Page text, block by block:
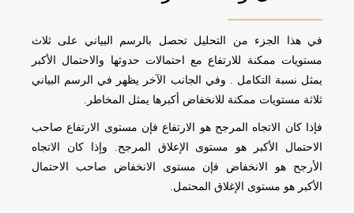
في هذا الجزء من التحليل تحصل بالرسم البياني على ثلاث
مستويات ممكنة للارتفاع مع احتمالات حدوثها والاحتمال الأكبر
يمثل نسبة التكامل . وفي الجانب الآخر يظهر في الرسم البياني
ثلاثة مستويات ممكنة للانخفاض أكبرها يمثل المخاطر.
فإذا كان الاتجاه المرجح هو الارتفاع فإن مستوى الارتفاع صاحب
الاحتمال الأكبر هو مستوى الإعلاق المرجح. وإذا كان الاتجاه
الأرجح هو الانخفاض فإن مستوى الانخفاض صاحب الاحتمال
الأكبر هو مستوى الإغلاق المحتمل.